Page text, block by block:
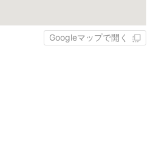
Googleマップで開く